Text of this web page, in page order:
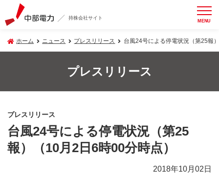
持株会社サイト MENU
ホーム ニュース プレスリリース 台風24号による停電状況（第25報
プレスリリース
プレスリリース
台風24号による停電状況（第25
報）（10月2日6時00分時点）
2018年10月02日